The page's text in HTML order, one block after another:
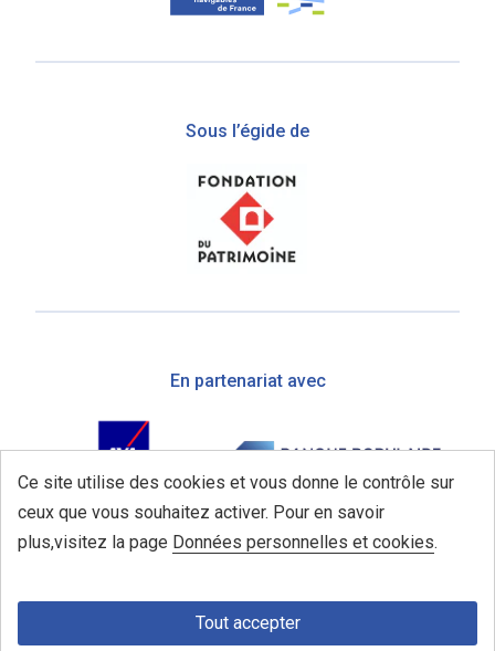
Sous l’égide de
En partenariat avec
Ce site utilise des cookies et vous donne le contrôle sur
ceux que vous souhaitez activer. Pour en savoir
plus,visitez la page Données personnelles et cookies.
Tout accepter